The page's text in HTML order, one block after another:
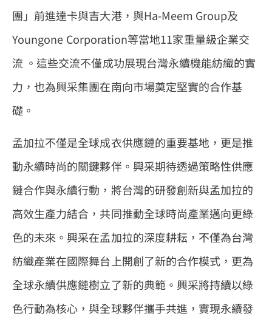
團」前進達卡與吉大港，與Ha-Meem Group及
Youngone Corporation等當地11家重量級企業交
流 。這些交流不僅成功展現台灣永續機能紡織的實
力，也為興采集團在南向市場奠定堅實的合作基
礎。
孟加拉不僅是全球成衣供應鏈的重要基地，更是推
動永續時尚的關鍵夥伴。興采期待透過策略性供應
鏈合作與永續行動，將台灣的研發創新與孟加拉的
高效生產力結合，共同推動全球時尚產業邁向更綠
色的未來。興采在孟加拉的深度耕耘，不僅為台灣
紡織產業在國際舞台上開創了新的合作模式，更為
全球永續供應鏈樹立了新的典範。興采將持續以綠
色行動為核心，與全球夥伴攜手共進，實現永續發